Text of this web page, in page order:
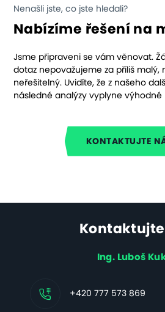
Nenašli jste, co jste hledali?
Nabízíme řešení na
Jsme připraveni se vám věnovat.
dotaz nepovažujeme za příliš malý,
neřešitelný. Uvidíte, že z našeho
následné analýzy vyplyne výhodné
KONTAKTUJTE
Ing. Luboš
+420 777 573 869